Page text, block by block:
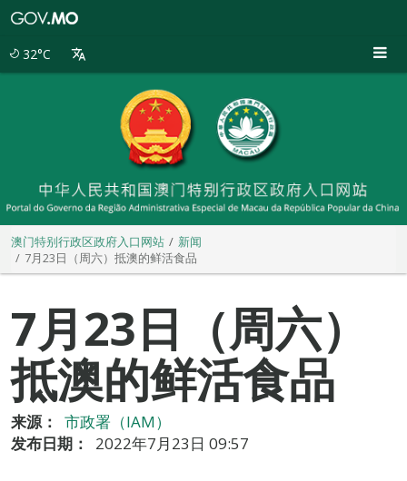
32°C
澳门特别行政区政府入口网站
新闻
7月23日（周六）抵澳的鲜活食品
7月23日（周六）
抵澳的鲜活食品
来源：
市政署（IAM）
发布日期：
2022年7月23日 09:57